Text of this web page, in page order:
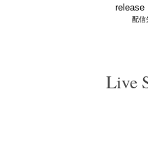
release
配信
Live